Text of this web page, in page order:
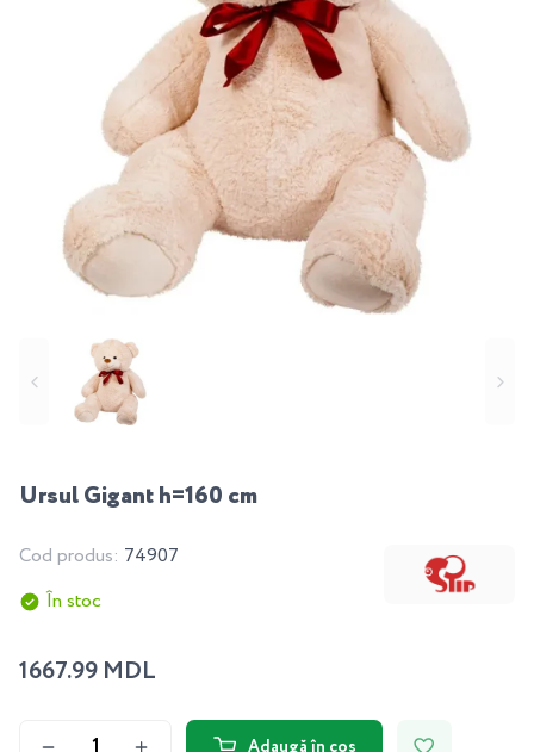
Ursul Gigant h=160 cm
Cod produs: 74907
În stoc
1667.99 MDL
Adaugă în coș